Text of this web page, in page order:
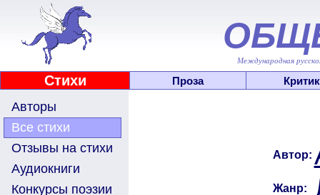
Международная
Стихи Проза
Авторы
Все стихи
Отзывы на стихи
Аудиокниги
Конкурсы поэзии
Автор:
Жанр: